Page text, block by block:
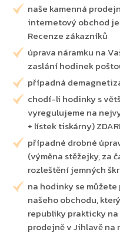
naše kamenná
internetový obchod
Recenze zákazníků
úprava náramku na
zaslání hodinek
případná
chodí-li hodinky s
vyregulujeme na
+ lístek tiskárny)
případné drobné
(výměna stěžejky, za
rozleštění jemných
na hodinky se
našeho obchodu,
republiky prakticky na
prodejně v Jihlavě na